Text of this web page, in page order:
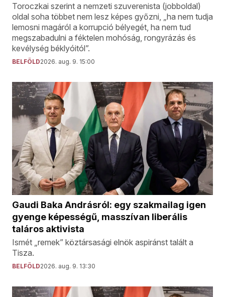
Toroczkai szerint a nemzeti szuverenista (jobboldal)
oldal soha többet nem lesz képes győzni, „ha nem tudja
lemosni magáról a korrupció bélyegét, ha nem tud
megszabadulni a féktelen mohóság, rongyrázás és
kevélység béklyóitól”.
BELFÖLD2026. aug. 9. 15:00
Gaudi Baka Andrásról: egy szakmailag igen
gyenge képességű, masszívan liberális
taláros aktivista
Ismét „remek” köztársasági elnök aspiránst talált a
Tisza.
BELFÖLD2026. aug. 9. 13:30